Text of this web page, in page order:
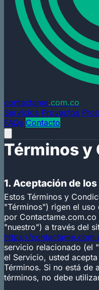
contactame.com.co
Servicios Proyectos
FAQs Contacto
Términos y
1. Aceptación de
Estos Términos y
"Términos") rigen el
por
"nuestro") a través del
https://
servicio relacionado (el
el Servicio, usted
Términos. Si no está de
términos, no debe